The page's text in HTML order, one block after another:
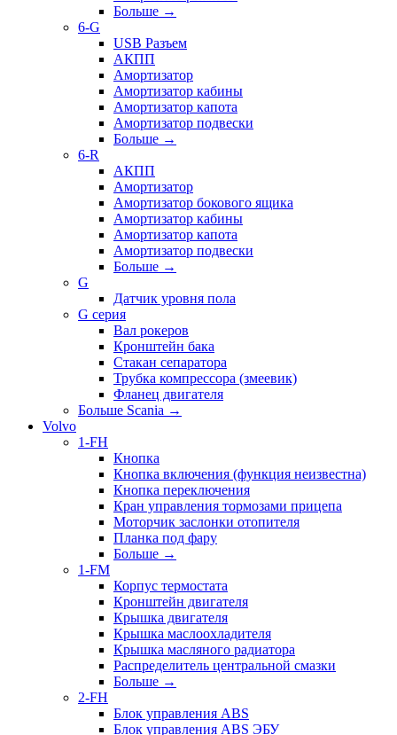
Больше →
6-G
USB Разъем
АКПП
Амортизатор
Амортизатор кабины
Амортизатор капота
Амортизатор подвески
Больше →
6-R
АКПП
Амортизатор
Амортизатор бокового ящика
Амортизатор кабины
Амортизатор капота
Амортизатор подвески
Больше →
G
Датчик уровня пола
G серия
Вал рокеров
Кронштейн бака
Стакан сепаратора
Трубка компрессора (змеевик)
Фланец двигателя
Больше Scania →
Volvo
1-FH
Кнопка
Кнопка включения (функция неизвестна)
Кнопка переключения
Кран управления тормозами прицепа
Моторчик заслонки отопителя
Планка под фару
Больше →
1-FM
Корпус термостата
Кронштейн двигателя
Крышка двигателя
Крышка маслоохладителя
Крышка масляного радиатора
Распределитель центральной смазки
Больше →
2-FH
Блок управления ABS
Блок управления ABS ЭБУ